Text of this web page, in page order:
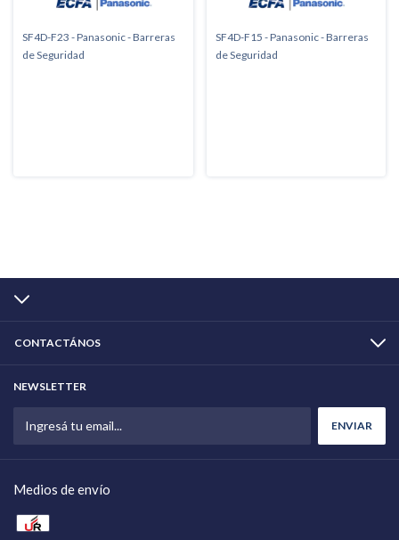
SF4D-F23 - Panasonic - Barreras
de Seguridad
SF4D-F15 - Panasonic - Barreras
de Seguridad
CONTACTÁNOS
NEWSLETTER
Medios de envío